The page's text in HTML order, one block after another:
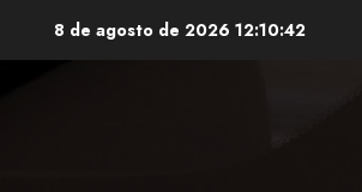
8 de agosto de 2026 12:10:43